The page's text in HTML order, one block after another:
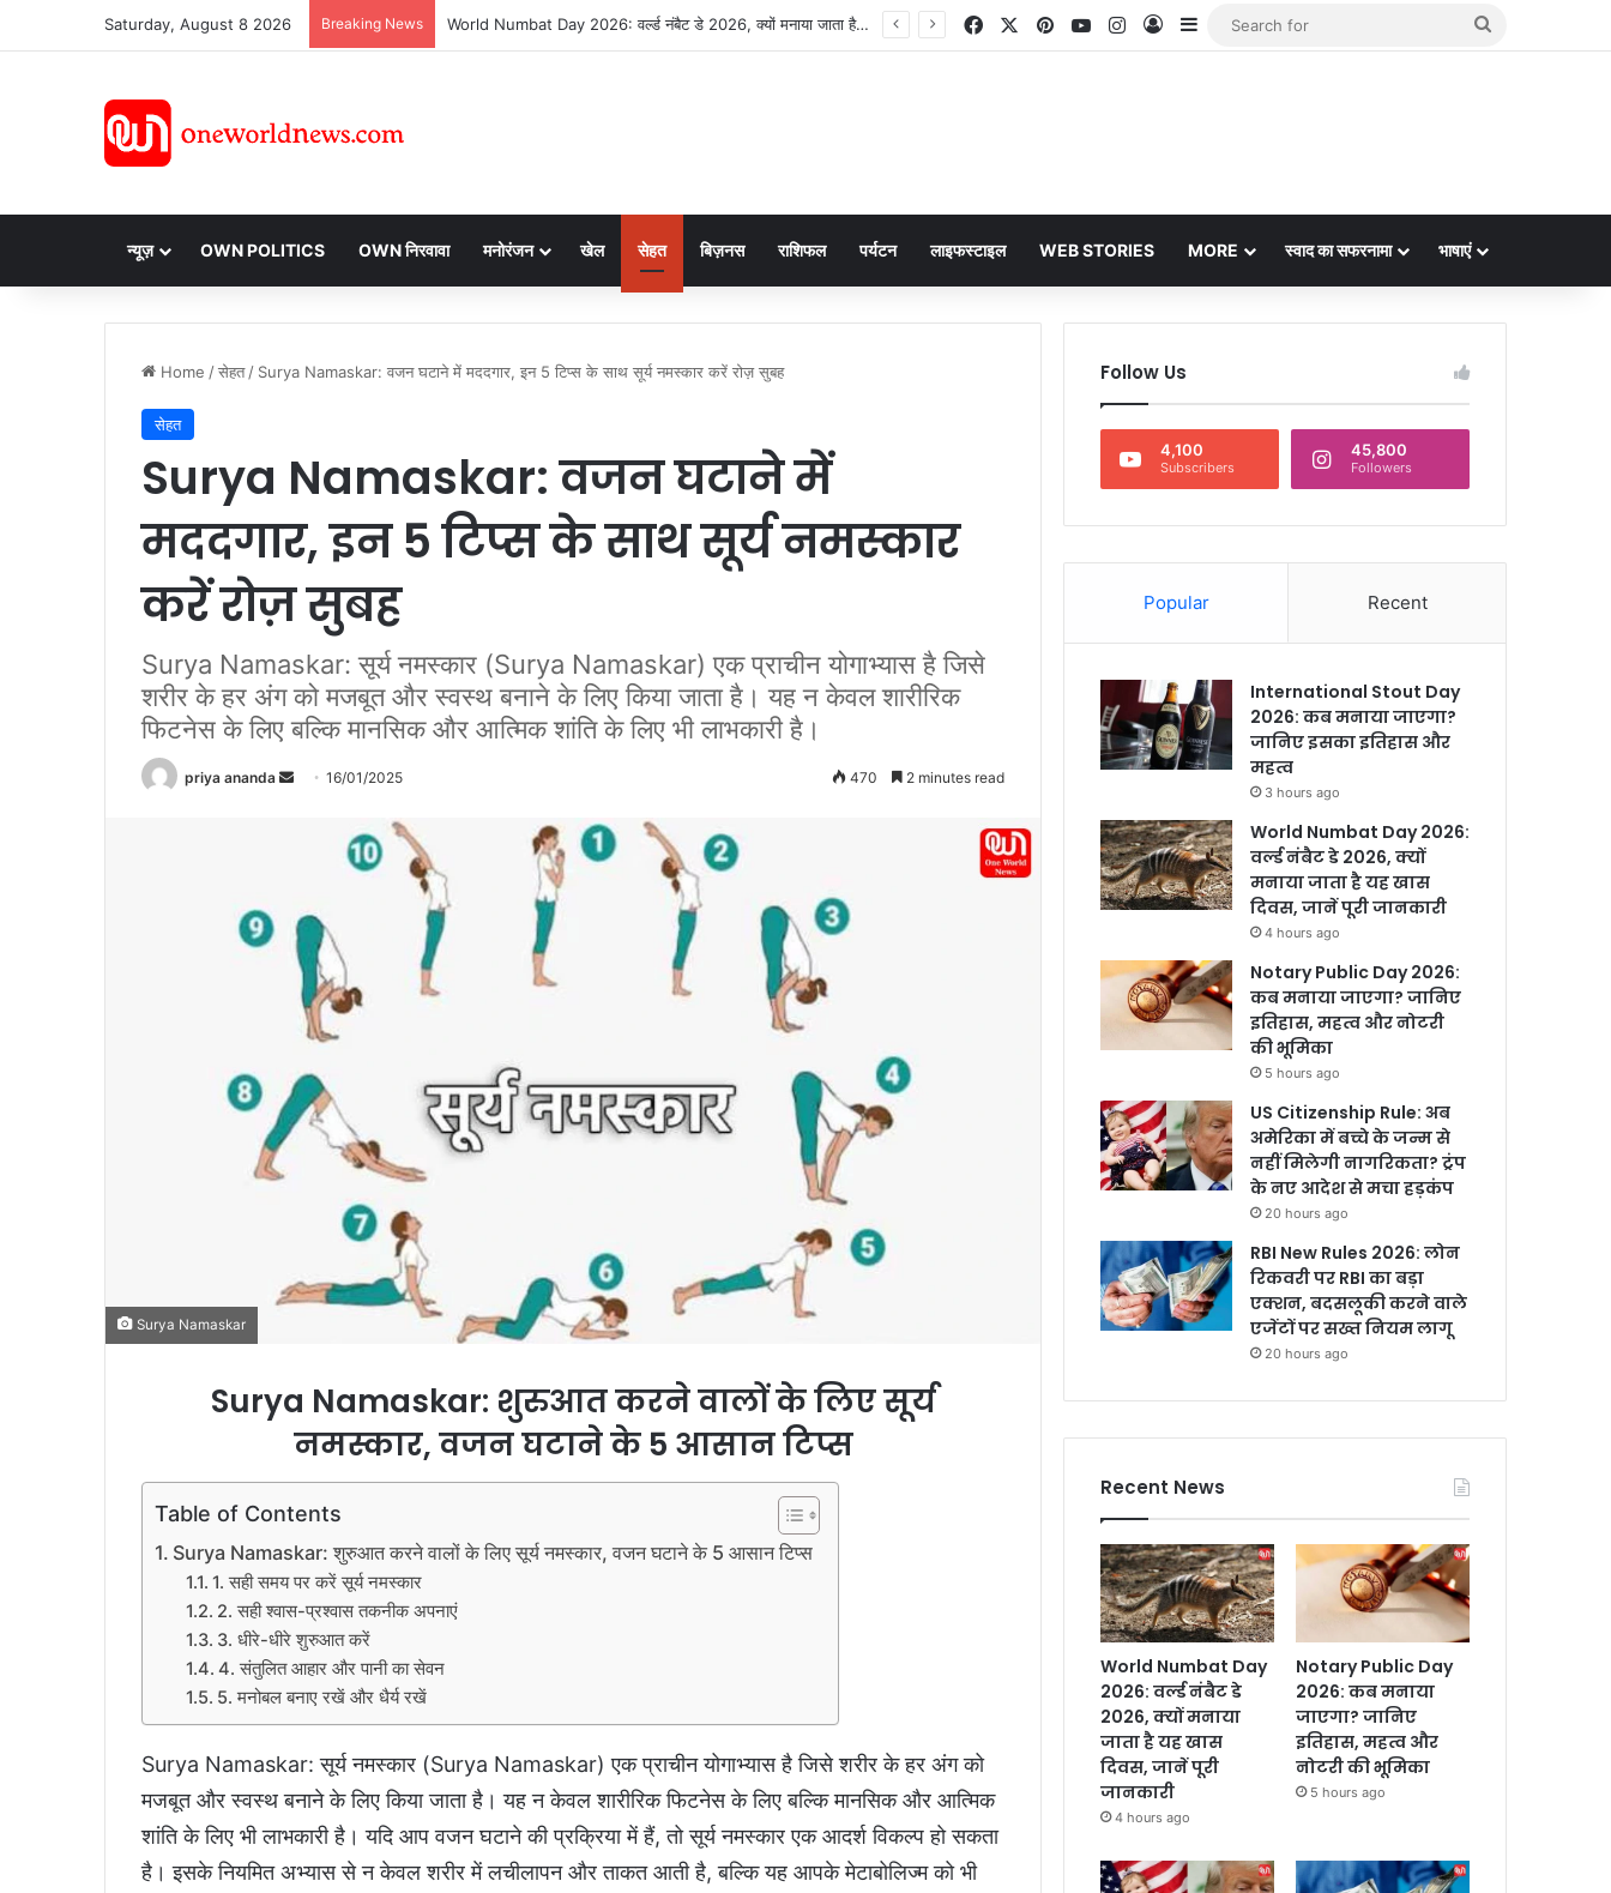
Saturday, August 8 2026 Breaking News World Numbat Day 2026: वर्ल्ड नंबैट डे 2026, क्यों मनाया जाता है यह खास दिवस, जानें पूरी जानकारी FacebookPinterestYouTubeInstagram
Log InSidebar
न्यूज़ OWN POLITICS OWN निरवावा मनोरंजन खेल सेहत बिज़नस राशिफल पर्यटन लाइफस्टाइल WEB STORIES MORE स्वाद का सफरनामा भाषाएं
Home /सेहत / Surya Namaskar: वजन घटाने में मददगार, इन 5 टिप्स के साथ सूर्य नमस्कार करें रोज़ सुबह
सेहत
Surya Namaskar: वजन घटाने में
मददगार, इन 5 टिप्स के साथ सूर्य नमस्कार
करें रोज़ सुबह
Surya Namaskar: सूर्य नमस्कार (Surya Namaskar) एक प्राचीन योगाभ्यास है जिसे
शरीर के हर अंग को मजबूत और स्वस्थ बनाने के लिए किया जाता है। यह न केवल शारीरिक
फिटनेस के लिए बल्कि मानसिक और आत्मिक शांति के लिए भी लाभकारी है।
priya ananda
n
e
a
16/01/2025 470 2 minutes read
Surya Namaskar
Surya Namaskar: शुरुआत करने वालों के लिए सूर्य
नमस्कार, वजन घटाने के 5 आसान टिप्स
Table of Contents
Surya Namaskar: शुरुआत करने वालों के लिए सूर्य नमस्कार, वजन घटाने के 5 आसान टिप्स
1. सही समय पर करें सूर्य नमस्कार
2. सही श्वास-प्रश्वास तकनीक अपनाएं
3. धीरे-धीरे शुरुआत करें
4. संतुलित आहार और पानी का सेवन
5. मनोबल बनाए रखें और धैर्य रखें
Surya Namaskar: सूर्य नमस्कार (Surya Namaskar) एक प्राचीन योगाभ्यास है जिसे शरीर के हर अंग को
मजबूत और स्वस्थ बनाने के लिए किया जाता है। यह न केवल शारीरिक फिटनेस के लिए बल्कि मानसिक और आत्मिक
शांति के लिए भी लाभकारी है। यदि आप वजन घटाने की प्रक्रिया में हैं, तो सूर्य नमस्कार एक आदर्श विकल्प हो सकता
है। इसके नियमित अभ्यास से न केवल शरीर में लचीलापन और ताकत आती है, बल्कि यह आपके मेटाबोलिज्म को भी
Follow Us
4,100
Subscribers
45,800
Followers
Popular Recent
International Stout Day
2026: कब मनाया जाएगा?
जानिए इसका इतिहास और
महत्व
3 hours ago
World Numbat Day 2026:
वर्ल्ड नंबैट डे 2026, क्यों
मनाया जाता है यह खास
दिवस, जानें पूरी जानकारी
4 hours ago
Notary Public Day 2026:
कब मनाया जाएगा? जानिए
इतिहास, महत्व और नोटरी
की भूमिका
5 hours ago
US Citizenship Rule: अब
अमेरिका में बच्चे के जन्म से
नहीं मिलेगी नागरिकता? ट्रंप
के नए आदेश से मचा हड़कंप
20 hours ago
RBI New Rules 2026: लोन
रिकवरी पर RBI का बड़ा
एक्शन, बदसलूकी करने वाले
एजेंटों पर सख्त नियम लागू
20 hours ago
Recent News
World Numbat Day
2026: वर्ल्ड नंबैट डे
2026, क्यों मनाया
जाता है यह खास
दिवस, जानें पूरी
जानकारी
4 hours ago
Notary Public Day
2026: कब मनाया
जाएगा? जानिए
इतिहास, महत्व और
नोटरी की भूमिका
5 hours ago